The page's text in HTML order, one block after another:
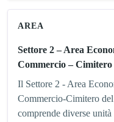
AREA
Settore 2 – Area
Commercio – Cimitero
Il Settore 2 - Area
Commercio-Cimitero
comprende diverse